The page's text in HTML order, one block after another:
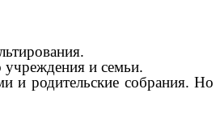
и семьи.
и родительские собрания. Но